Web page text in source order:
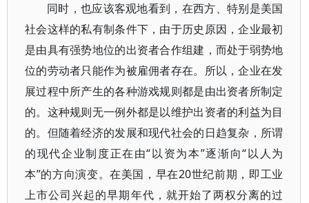
同时，也应该客观地看到，在西方、特别是美国
社会这样的私有制条件下，由于历史原因，企业最初
是由具有强势地位的出资者合作组建，而处于弱势地
位的劳动者只能作为被雇佣者存在。所以，企业在发
展过程中所产生的各种游戏规则都是由出资者所制定
的。这种规则无一例外都是以维护出资者的利益为目
的。但随着经济的发展和现代社会的日趋复杂，所谓
的现代企业制度正在由“以资为本”逐渐向“以人为
本”的方向演变。在美国，早在20世纪前期，即工业
上市公司兴起的早期年代，就开始了两权分离的过